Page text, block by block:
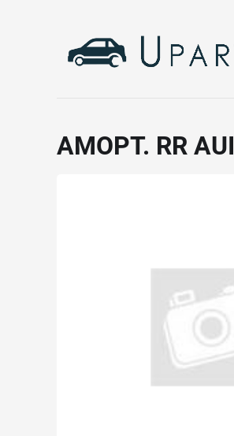
АМОРТ. RR AUI